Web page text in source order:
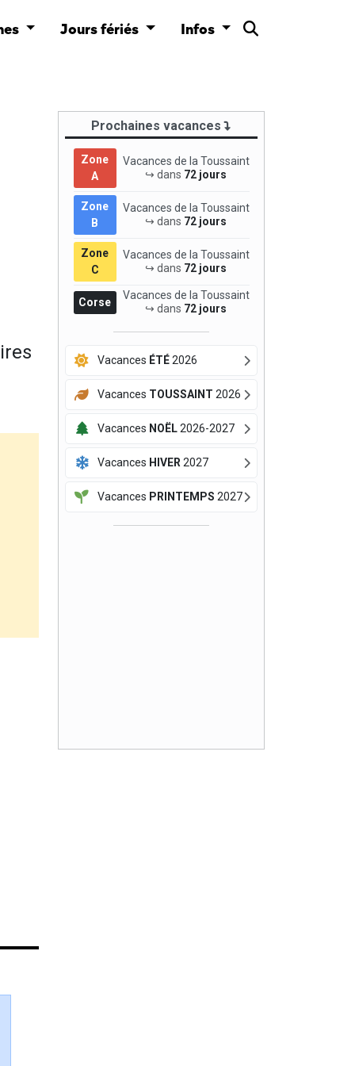
Jours fériés Infos
Prochaines vacances
Zone
A
Vacances de la Toussaint
↪ dans 72 jours
Zone
B
Vacances de la Toussaint
↪ dans 72 jours
Zone
C
Vacances de la Toussaint
↪ dans 72 jours
Corse
Vacances de la Toussaint
↪ dans 72 jours
Vacances ÉTÉ2026
Vacances TOUSSAINT 2026
Vacances NOËL2026-2027
Vacances HIVER 2027
Vacances PRINTEMPS 2027